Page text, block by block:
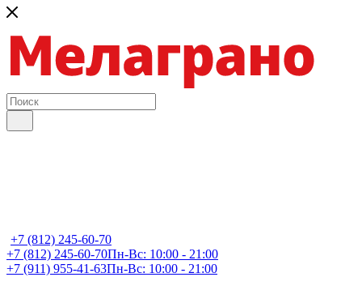
+7 (812) 245-60-70
+7 (812) 245-60-70Пн-Вс: 10:00 - 21:00
+7 (911) 955-41-63Пн-Вс: 10:00 - 21:00